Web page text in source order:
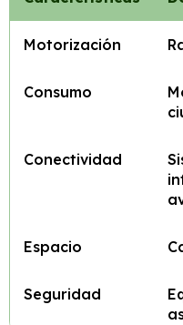
Motorización
Consumo
Conectividad
Espacio
Seguridad